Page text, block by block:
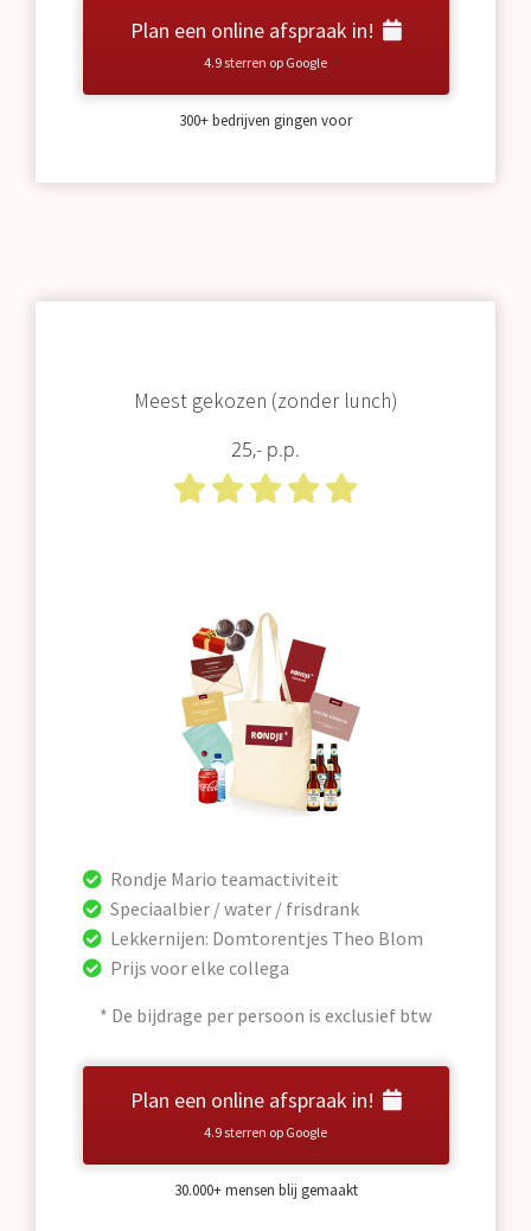
Plan een online afspraak in!
4.9 sterren op Google
300+ bedrijven gingen voor
Meest gekozen (zonder lunch)
25,- p.p.
Rondje Mario teamactiviteit
Speciaalbier / water / frisdrank
Lekkernijen: Domtorentjes Theo Blom
Prijs voor elke collega
* De bijdrage per persoon is exclusief btw
Plan een online afspraak in!
4.9 sterren op Google
30.000+ mensen blij gemaakt